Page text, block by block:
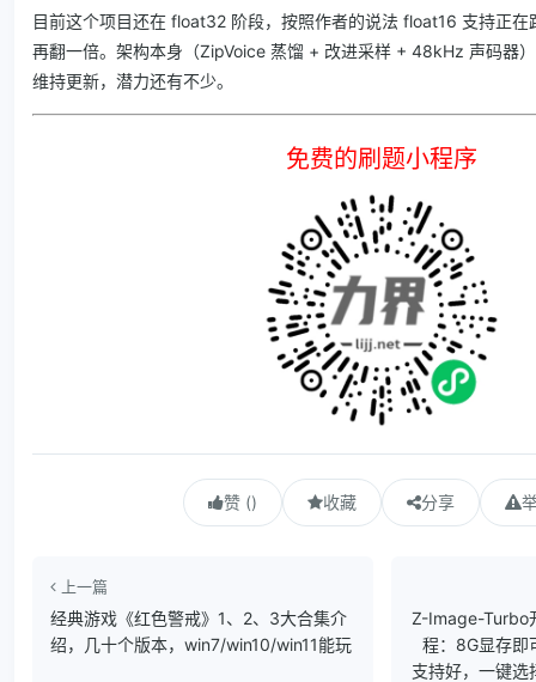
目前这个项目还在 float32 阶段，按照作者的说法 float16 支持正在
再翻一倍。架构本身（ZipVoice 蒸馏 + 改进采样 + 48kHz 声码器
维持更新，潜力还有不少。
免费的刷题小程序
赞 () 收藏 分享
上一篇
经典游戏《红色警戒》1、2、3大合集介
绍，几十个版本，win7/win10/win11能玩
Z-Image-Turbo
程：8G显存即
支持好，一键选